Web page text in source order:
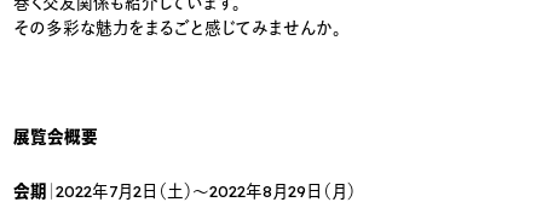
その多彩な魅力をまるごと感じてみませんか。
展覧会概要
会期 ｜2022年7月2日（土）〜2022年8月29日（月）